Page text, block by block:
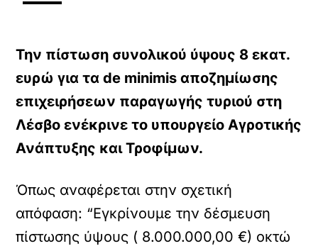
Την πίστωση συνολικού ύψους 8 εκατ.
ευρώ για τα de minimis αποζημίωσης
επιχειρήσεων παραγωγής τυριού στη
Λέσβο ενέκρινε το υπουργείο Αγροτικής
Ανάπτυξης και Τροφίμων.
Όπως αναφέρεται στην σχετική
απόφαση: “Εγκρίνουμε την δέσμευση
πίστωσης ύψους ( 8.000.000,00 €) οκτώ